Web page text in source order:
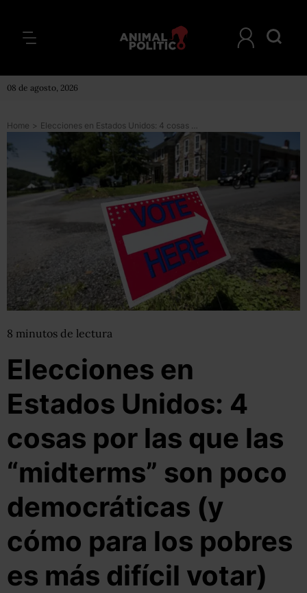
08 de agosto, 2026
Home > Elecciones en Estados Unidos: 4 cosas por las que las “midterms” son poco democráticas (y cómo para los pobres es más difícil votar)
8 minutos de lectura
Elecciones en
Estados Unidos: 4
cosas por las que las
“midterms” son poco
democráticas (y
cómo para los pobres
es más difícil votar)